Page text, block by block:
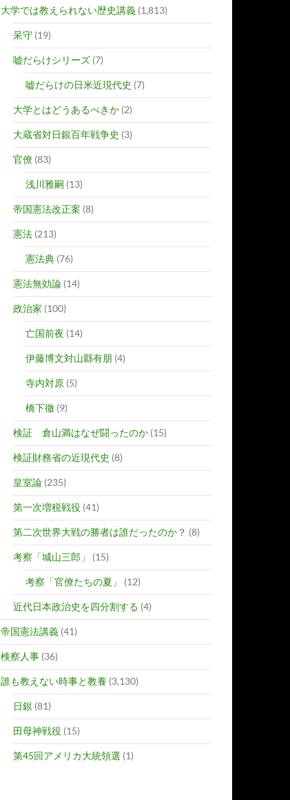
大学では教えられない歴史講義 (1,813)
呆守 (19)
嘘だらけシリーズ (7)
嘘だらけの日米近現代史 (7)
大学とはどうあるべきか (2)
大蔵省対日銀百年戦争史 (3)
官僚 (83)
浅川雅嗣 (13)
帝国憲法改正案 (8)
憲法 (213)
憲法典 (76)
憲法無効論 (14)
政治家 (100)
亡国前夜 (14)
伊藤博文対山縣有朋 (4)
寺内対原 (5)
橋下徹 (9)
検証 倉山満はなぜ闘ったのか (15)
検証財務省の近現代史 (8)
皇室論 (235)
第一次増税戦役 (41)
第二次世界大戦の勝者は誰だったのか？ (8)
考察「城山三郎」 (15)
考察「官僚たちの夏」 (12)
近代日本政治史を四分割する (4)
帝国憲法講義 (41)
検察人事 (36)
誰も教えない時事と教養 (3,130)
日銀 (81)
田母神戦役 (15)
第45回アメリカ大統領選 (1)